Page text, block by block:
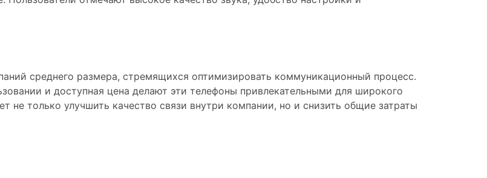
среднего размера, стремящихся оптимизировать коммуникационный процесс.
и доступная цена делают эти телефоны привлекательными для широкого
не только улучшить качество связи внутри компании, но и снизить общие затраты